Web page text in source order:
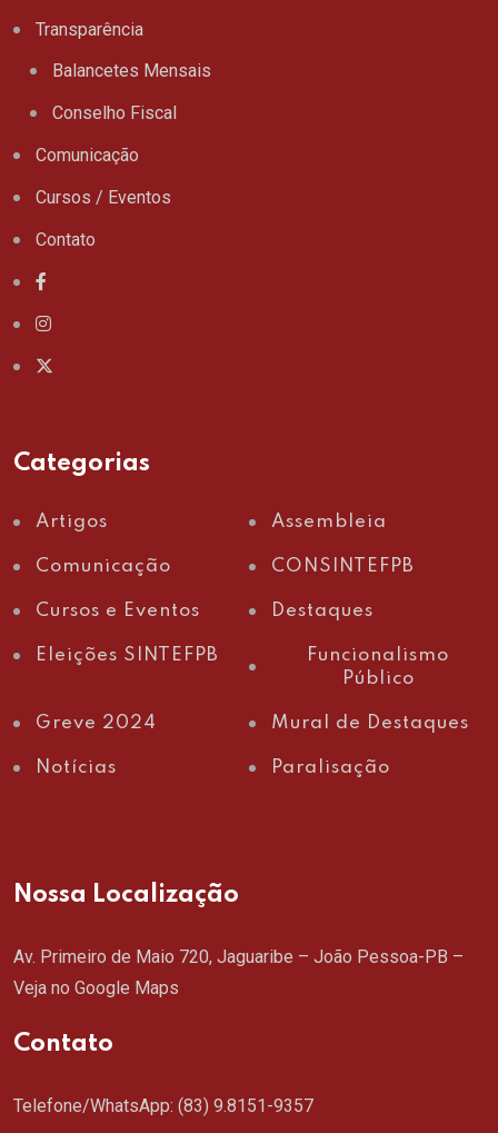
Transparência
Balancetes Mensais
Conselho Fiscal
Comunicação
Cursos / Eventos
Contato
Categorias
Artigos Assembleia
Comunicação CONSINTEFPB
Cursos e Eventos Destaques
Eleições SINTEFPB
Funcionalismo
Público
Greve 2024 Mural de Destaques
Notícias Paralisação
Nossa Localização
Av. Primeiro de Maio 720, Jaguaribe – João Pessoa-PB –
Veja no Google Maps
Contato
Telefone/WhatsApp: (83) 9.8151-9357